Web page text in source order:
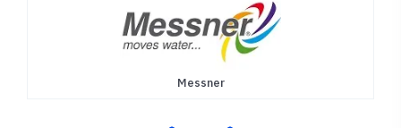
Messner